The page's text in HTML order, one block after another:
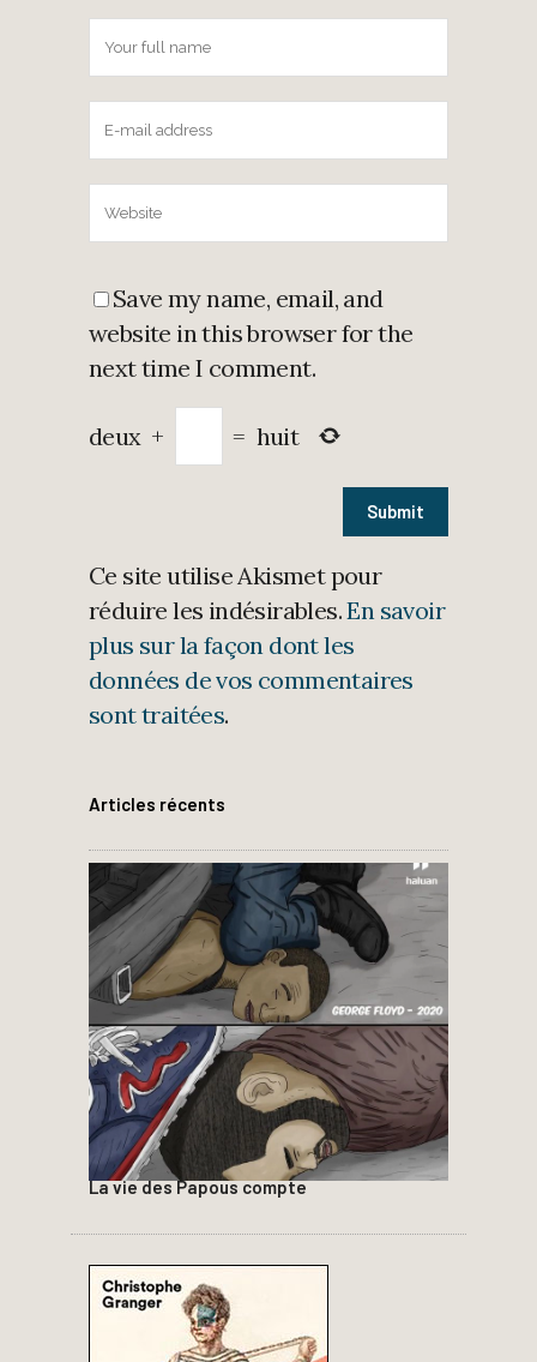
Save my name, email, and
website in this browser for the
next time I comment.
deux + = huit
Ce site utilise Akismet pour
réduire les indésirables.En savoir
plus sur la façon dont les
données de vos commentaires
sont traitées.
Articles récents
La vie des Papous compte